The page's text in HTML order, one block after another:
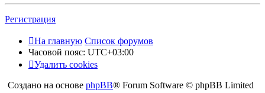
Регистрация
На главную Список форумов
Часовой пояс: UTC+03:00
Удалить cookies
Создано на основе phpBB® Forum Software © phpBB Limited